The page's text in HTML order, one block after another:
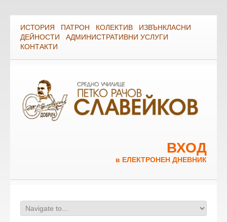
ИСТОРИЯ ПАТРОН КОЛЕКТИВ
ИЗВЪНКЛАСНИ
ДЕЙНОСТИ
АДМИНИСТРАТИВНИ УСЛУГИ
КОНТАКТИ
ВХОД
в ЕЛЕКТРОНЕН ДНЕВНИК